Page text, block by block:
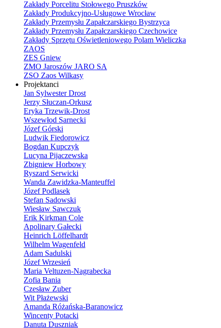
Zakłady Porcelitu Stołowego Pruszków
Zakłady Produkcyjno-Usługowe Wrocław
Zakłady Przemysłu Zapałczarskiego Bystrzyca
Zakłady Przemysłu Zapałczarskiego Czechowice
Zakłady Sprzętu Oświetleniowego Polam Wieliczka
ZAOS
ZES Gniew
ZMO Jaroszów JARO SA
ZSO Zaos Wilkasy
Projektanci
Jan Sylwester Drost
Jerzy Słuczan-Orkusz
Eryka Trzewik-Drost
Wszewłod Sarnecki
Józef Górski
Ludwik Fiedorowicz
Bogdan Kupczyk
Lucyna Pijaczewska
Zbigniew Horbowy
Ryszard Serwicki
Wanda Zawidzka-Manteuffel
Józef Podlasek
Stefan Sadowski
Wiesław Sawczuk
Erik Kirkman Cole
Apolinary Gałecki
Heinrich Löffelhardt
Wilhelm Wagenfeld
Adam Sadulski
Józef Wrzesień
Maria Veltuzen-Nagrabecka
Zofia Bania
Czesław Zuber
Wit Płażewski
Amanda Różańska-Baranowicz
Wincenty Potacki
Danuta Duszniak